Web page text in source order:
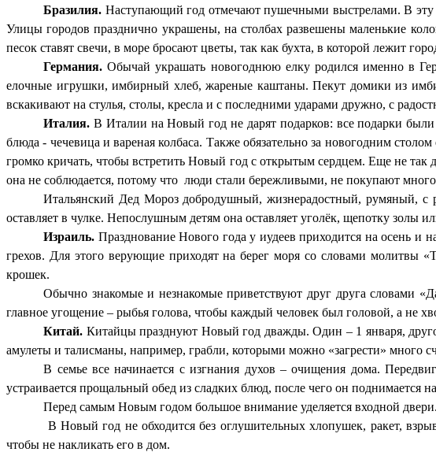
Бразилия. Наступающий год отмечают пушечными выстрелами. В эту
Улицы городов празднично украшены, на столбах развешены маленькие
песок ставят свечи, в море бросают цветы, так как бухта, в которой лежит
Германия.Обычай украшать новогоднюю елку родился именно в
елочные игрушки, имбирный хлеб, жареные каштаны. Пекут домики из
вскакивают на стулья, столы, кресла и с последними ударами дружно, с
Италия. В Италии на Новый год не дарят подарков: все подарки
блюда - чечевица и вареная колбаса. Также обязательно за новогодним
громко кричать, чтобы встретить Новый год с открытым сердцем. Еще не
она не соблюдается, потому что люди стали бережливыми, не покупают
Итальянский Дед Мороз добродушный, жизнерадостный, румяный, с
оставляет в чулке. Непослушным детям она оставляет уголёк, щепотку золы
Израиль. Празднование Нового года у иудеев приходится на осень
грехов. Для этого верующие приходят на берег моря со словами
крошек.
Обычно знакомые и незнакомые приветствуют друг друга словами
главное угощение – рыбья голова, чтобы каждый человек был головой, а не
Китай. Китайцы празднуют Новый год дважды. Один – 1 января,
амулеты и талисманы, например, грабли, которыми можно «загрести» много
В семье все начинается с изгнания духов – очищения дома.
устраивается прощальный обед из сладких блюд, после чего он поднимается
Перед самым Новым годом большое внимание уделяется входной
В Новый год не обходится без оглушительных хлопушек, ракет,
чтобы не накликать его в дом.